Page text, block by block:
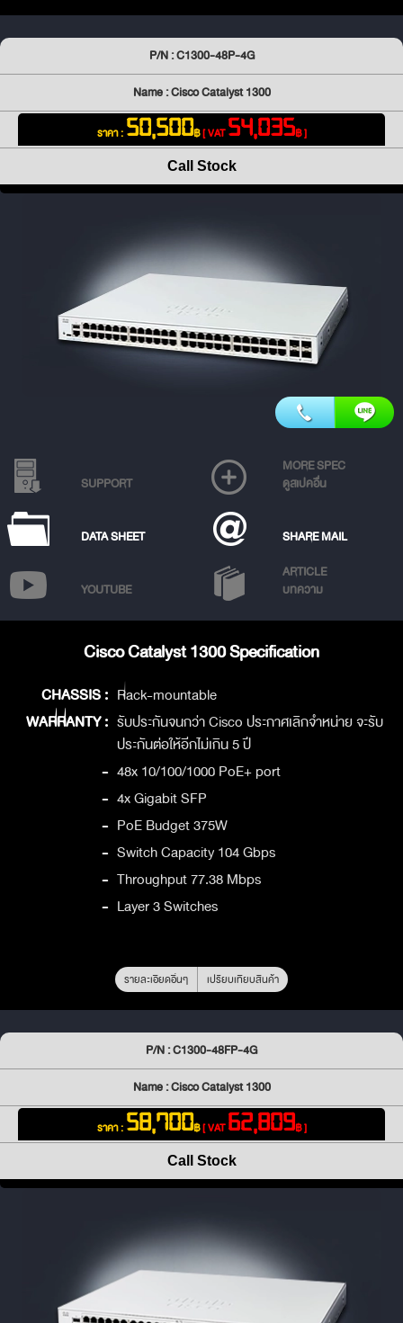
P/N : C1300-48P-4G
Name : Cisco Catalyst 1300
ราคา : 50,500฿[ VAT54,035฿ ]
Call Stock
SUPPORT
MORE SPEC
ดูสเปคอื่น
DATA SHEET SHARE MAIL
YOUTUBE
ARTICLE
บทความ
Cisco Catalyst 1300 Specification
CHASSIS : Rack-mountable
WARRANTY : รับประกันจนกว่า Cisco ประกาศเลิกจำหน่าย จะรับ
ประกันต่อให้อีกไม่เกิน 5 ปี
- 48x 10/100/1000 PoE+ port
- 4x Gigabit SFP
- PoE Budget 375W
- Switch Capacity 104 Gbps
- Throughput 77.38 Mbps
- Layer 3 Switches
รายละเอียดอื่นๆ เปรียบเทียบสินค้า
P/N : C1300-48FP-4G
Name : Cisco Catalyst 1300
ราคา : 58,700฿[ VAT62,809฿ ]
Call Stock